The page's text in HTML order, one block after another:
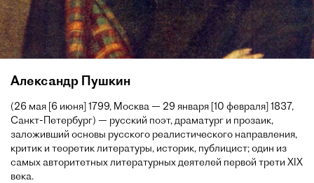
Александр Пушкин
(26 мая [6 июня] 1799, Москва — 29 января [10 февраля] 1837,
Санкт-Петербург) — русский поэт, драматург и прозаик,
заложивший основы русского реалистического направления,
критик и теоретик литературы, историк, публицист; один из
самых авторитетных литературных деятелей первой трети XIX
века.